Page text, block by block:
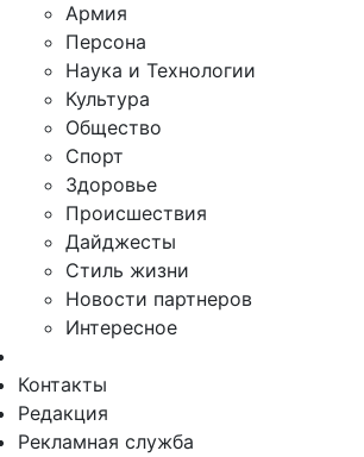
Армия
Персона
Наука и Технологии
Культура
Общество
Спорт
Здоровье
Происшествия
Дайджесты
Стиль жизни
Новости партнеров
Интересное
Контакты
Редакция
Рекламная служба